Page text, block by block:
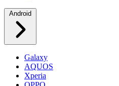
Android
Galaxy
AQUOS
Xperia